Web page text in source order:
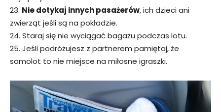
23. Nie dotykaj innych pasażerów, ich dzieci ani
zwierząt jeśli są na pokładzie.
24. Staraj się nie wyciągać bagażu podczas lotu.
25. Jeśli podróżujesz z partnerem pamiętaj, że
samolot to nie miejsce na miłosne igraszki.